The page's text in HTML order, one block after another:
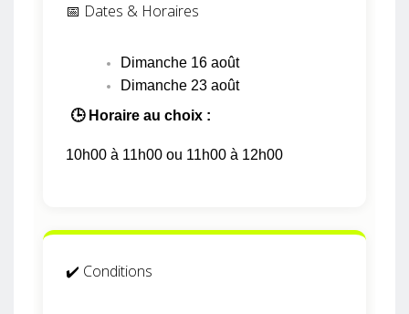
📅 Dates & Horaires
Dimanche 16 août
Dimanche 23 août
🕒 Horaire au choix :
10h00 à 11h00 ou 11h00 à 12h00
✔️ Conditions